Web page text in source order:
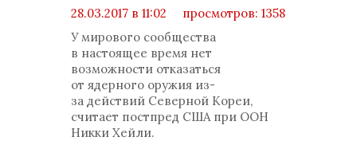
28.03.2017 в 11:02
просмотров: 1358
комментариев: 0
У мирового сообщества
в настоящее время нет
возможности отказаться
от ядерного оружия из-
за действий Северной Кореи,
считает постпред США при ООН
Никки Хейли.